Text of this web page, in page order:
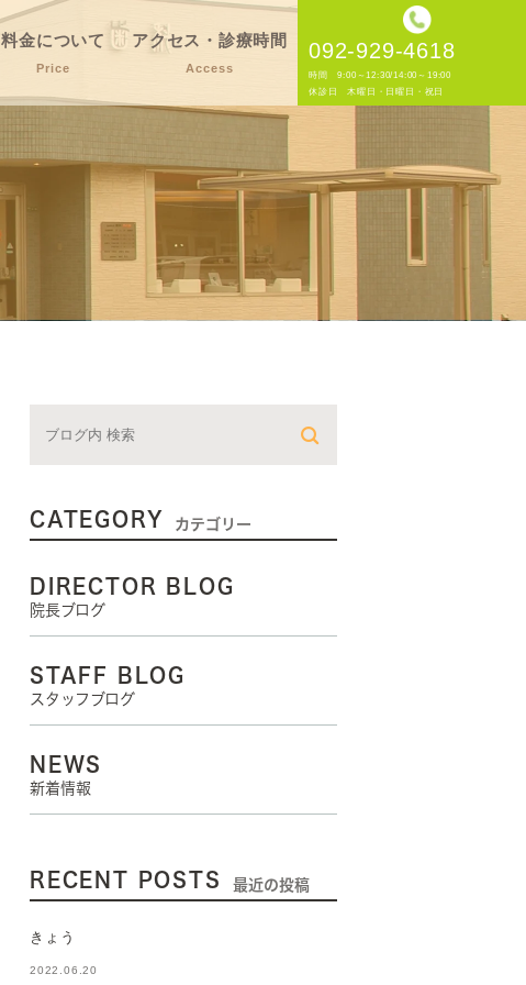
092-929-4618
時間 9:00～12:30/14:00～19:00
休診日 木曜日・日曜日・祝日
料金について
Price
アクセス・診療時間
Access
CATEGORY カテゴリー
DIRECTOR BLOG
院長ブログ
STAFF BLOG
スタッフブログ
NEWS
新着情報
RECENT POSTS 最近の投稿
きょう
2022.06.20